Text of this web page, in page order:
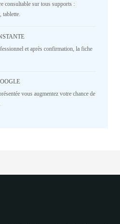
consultable sur tous supports :
tablette.
et après confirmation, la fiche
vous augmentez votre chance de